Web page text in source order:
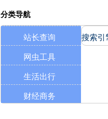
分类导航
站长查询
网虫工具
生活出行
财经商务